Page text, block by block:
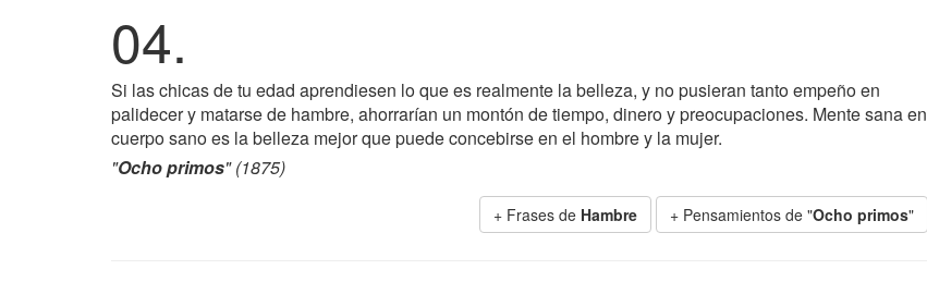
04.
Si las chicas de tu edad aprendiesen lo que es realmente la belleza, y no pusieran tanto empeño en
palidecer y matarse de hambre, ahorrarían un montón de tiempo, dinero y preocupaciones. Mente sana en
cuerpo sano es la belleza mejor que puede concebirse en el hombre y la mujer.
"Ocho primos" (1875)
+ Frases de Hambre + Pensamientos de "Ocho primos"